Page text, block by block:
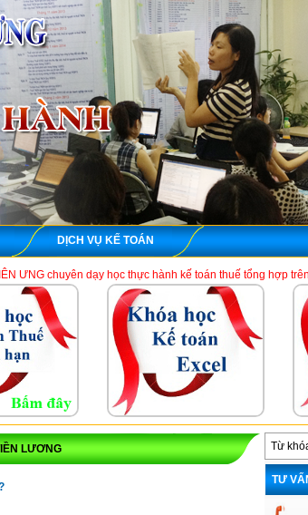
DỊCH VỤ KẾ TOÁN
dạy học thực hành kế toán thuế tổng hợp trên chứng từ
LƯƠNG
TƯ